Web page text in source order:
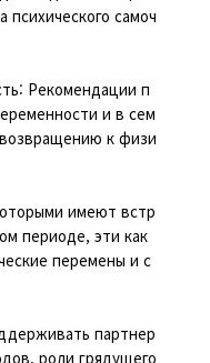
самоч
Рекомендации п
и в сем
к физи
имеют встр
периоде, эти как
перемены и с
партнер
роли грядущего